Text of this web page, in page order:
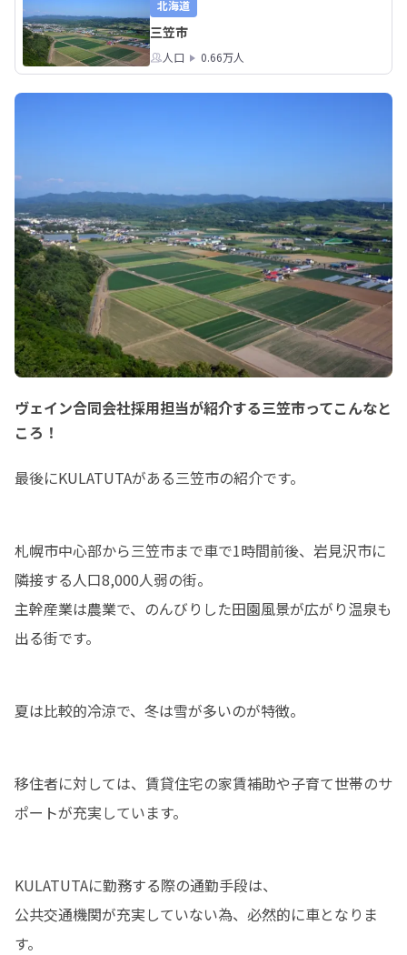
北海道
三笠市
人口 0.66万人
ヴェイン合同会社採用担当が紹介する三笠市ってこんなと
ころ！
最後にKULATUTAがある三笠市の紹介です。
札幌市中心部から三笠市まで車で1時間前後、岩見沢市に
隣接する人口8,000人弱の街。
主幹産業は農業で、のんびりした田園風景が広がり温泉も
出る街です。
夏は比較的冷涼で、冬は雪が多いのが特徴。
移住者に対しては、賃貸住宅の家賃補助や子育て世帯のサ
ポートが充実しています。
KULATUTAに勤務する際の通勤手段は、
公共交通機関が充実していない為、必然的に車となりま
す。